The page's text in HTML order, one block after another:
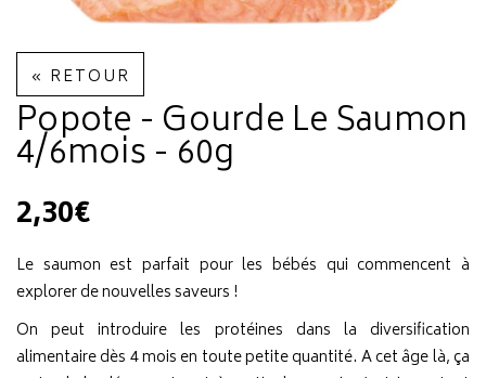
« RETOUR
Popote - Gourde Le Saumon
4/6mois - 60g
2,30€
Le saumon est parfait pour les bébés qui commencent à
explorer de nouvelles saveurs !
On peut introduire les protéines dans la diversification
alimentaire dès 4 mois en toute petite quantité. A cet âge là, ça